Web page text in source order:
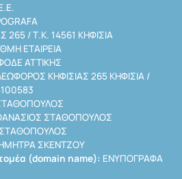
265 / Τ.Κ. 14561 ΚΗΦΙΣΙΑ
ΕΤΑΙΡΕΙΑ
ΑΤΤΙΚΗΣ
ΚΗΦΙΣΙΑΣ 265 ΚΗΦΙΣΙΑ /
ΣΤΑΘΟΠΟΥΛΟΣ
ΣΚΕΝΤΖΟΥ
(domain name): ΕΝΥΠΟΓΡΑΦΑ